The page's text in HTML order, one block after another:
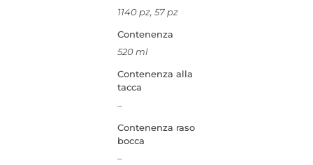
1140 pz, 57 pz
Contenenza
520 ml
Contenenza alla
tacca
–
Contenenza raso
bocca
–